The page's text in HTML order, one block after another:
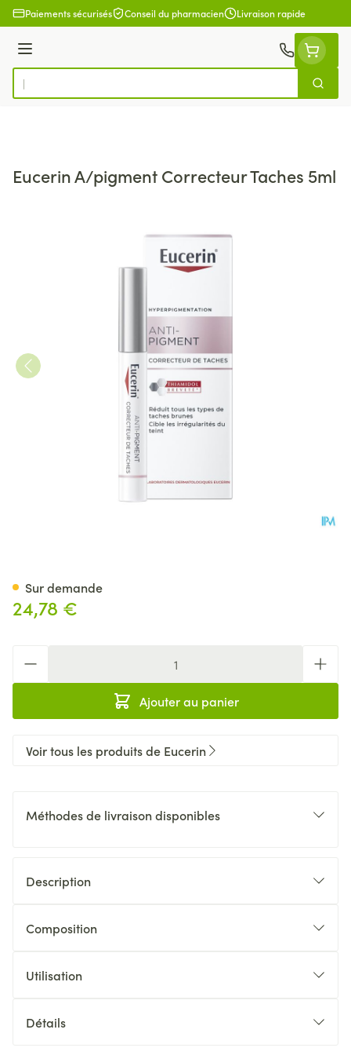
Aller au contenu
Paiements sécurisés Conseil du pharmacien Livraison rapide
Menu
Rechercher
Eucerin A/pigment Correcteur Taches 5ml
24,78 €
Ajouter au panier
Sur demande
Voir tous les produits de Eucerin
Méthodes de livraison disponibles
Description
Composition
Utilisation
Détails